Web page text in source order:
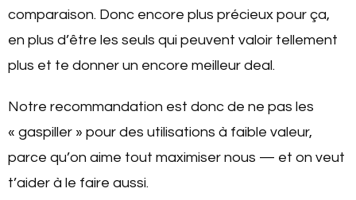
comparaison. Donc encore plus précieux pour ça,
en plus d’être les seuls qui peuvent valoir tellement
plus et te donner un encore meilleur deal.
Notre recommandation est donc de ne pas les
« gaspiller » pour des utilisations à faible valeur,
parce qu’on aime tout maximiser nous — et on veut
t’aider à le faire aussi.